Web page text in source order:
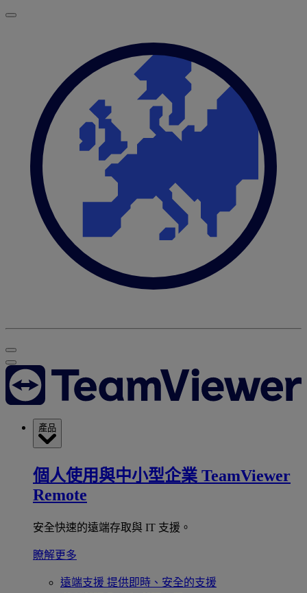
產品
個人使用與中小型企業 TeamViewer
Remote
安全快速的遠端存取與 IT 支援。
瞭解更多
遠端支援 提供即時、安全的支援